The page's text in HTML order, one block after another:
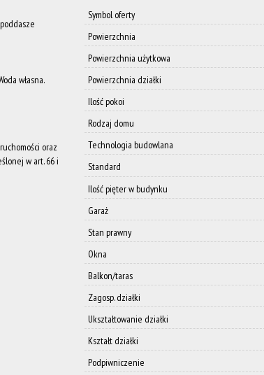
własna.
oraz
w art. 66 i
Symbol oferty
Powierzchnia
Powierzchnia użytkowa
Powierzchnia działki
Ilość pokoi
Rodzaj domu
Technologia budowlana
Standard
Ilość pięter w budynku
Garaż
Stan prawny
Okna
Balkon/taras
Zagosp. działki
Ukształtowanie działki
Kształt działki
Podpiwniczenie